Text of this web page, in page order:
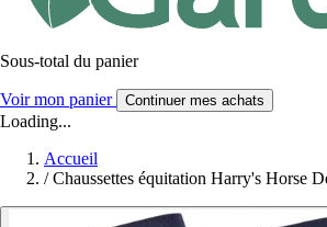
Sous-total du panier
Voir mon panier Continuer mes achats
Loading...
Accueil
/ Chaussettes équitation Harry's Horse